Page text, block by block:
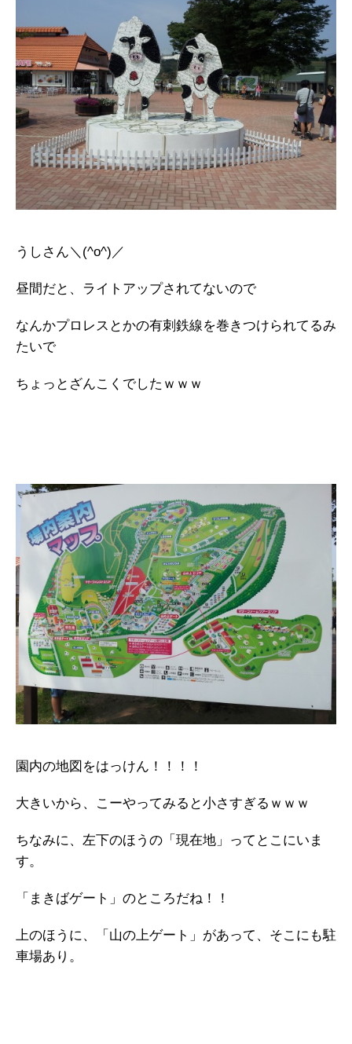
うしさん＼(^o^)／
昼間だと、ライトアップされてないので
なんかプロレスとかの有刺鉄線を巻きつけられてるみ
たいで
ちょっとざんこくでしたｗｗｗ
園内の地図をはっけん！！！！
大きいから、こーやってみると小さすぎるｗｗｗ
ちなみに、左下のほうの「現在地」ってとこにいま
す。
「まきばゲート」のところだね！！
上のほうに、「山の上ゲート」があって、そこにも駐
車場あり。